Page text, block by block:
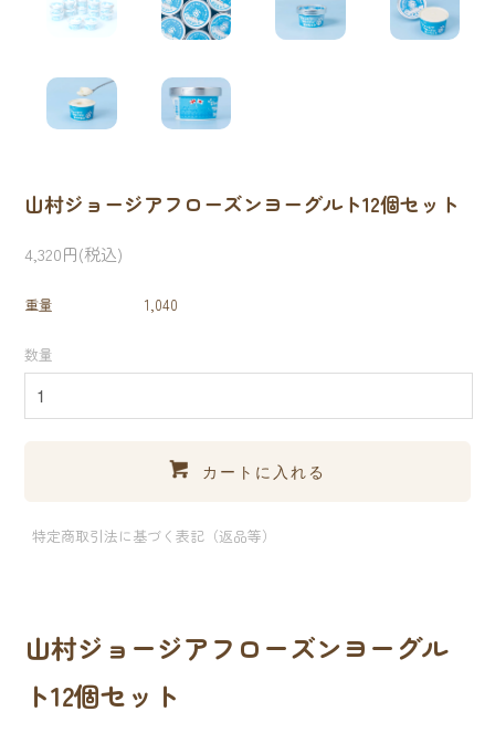
山村ジョージアフローズンヨーグルト12個セット
4,320円(税込)
重量 1,040
数量
カートに入れる
特定商取引法に基づく表記（返品等）
山村ジョージアフローズンヨーグル
ト12個セット